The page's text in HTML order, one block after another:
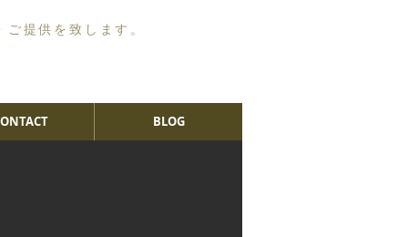
提供を致します。
BLOG